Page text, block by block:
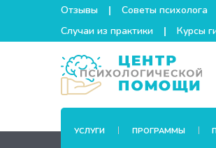
Отзывы Советы психолога
Случаи из практики
Курсы
УСЛУГИ ПРОГРАММЫ